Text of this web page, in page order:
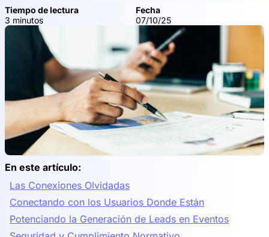
Tiempo de lectura
3 minutos
Fecha
07/10/25
En este artículo:
Las Conexiones Olvidadas
Conectando con los Usuarios Donde Están
Potenciando la Generación de Leads en Eventos